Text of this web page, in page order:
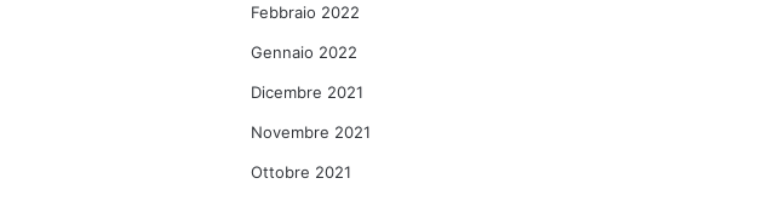
Febbraio 2022
Gennaio 2022
Dicembre 2021
Novembre 2021
Ottobre 2021